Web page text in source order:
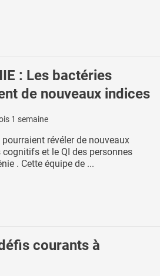
: Les bactéries
de nouveaux indices
1 semaine
révéler de nouveaux
et le QI des personnes
. Cette équipe de ...
courants à